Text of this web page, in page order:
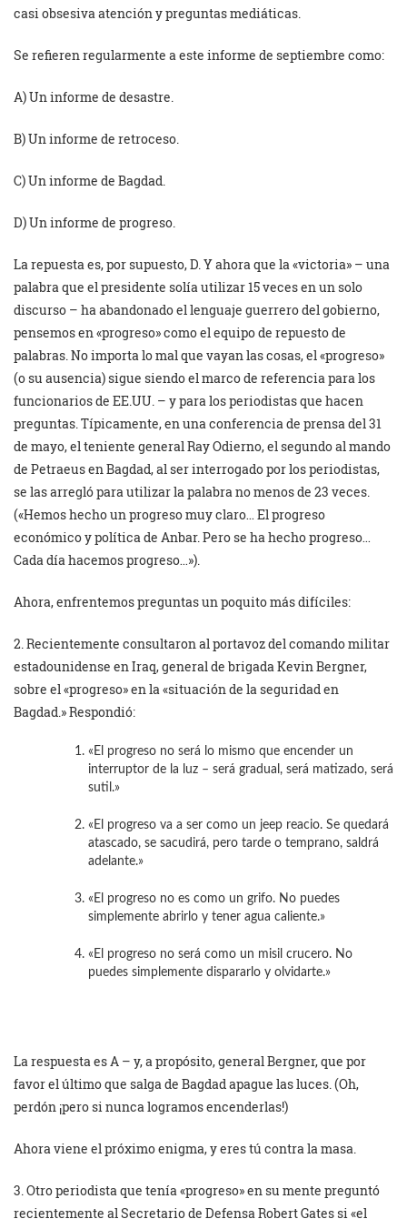
casi obsesiva atención y preguntas mediáticas.
Se refieren regularmente a este informe de septiembre como:
A)Un informe de desastre.
B)Un informe de retroceso.
C)Un informe de Bagdad.
D)Un informe de progreso.
La repuesta es, por supuesto, D. Y ahora que la «victoria» – una
palabra que el presidente solía utilizar 15 veces en un solo
discurso – ha abandonado el lenguaje guerrero del gobierno,
pensemos en «progreso» como el equipo de repuesto de
palabras. No importa lo mal que vayan las cosas, el «progreso»
(o su ausencia) sigue siendo el marco de referencia para los
funcionarios de EE.UU. – y para los periodistas que hacen
preguntas. Típicamente, en una conferencia de prensa del 31
de mayo, el teniente general Ray Odierno, el segundo al mando
de Petraeus en Bagdad, al ser interrogado por los periodistas,
se las arregló para utilizar la palabra no menos de 23 veces.
(«Hemos hecho un progreso muy claro… El progreso
económico y política de Anbar. Pero se ha hecho progreso…
Cada día hacemos progreso…»).
Ahora, enfrentemos preguntas un poquito más difíciles:
2. Recientemente consultaron al portavoz del comando militar
estadounidense en Iraq, general de brigada Kevin Bergner,
sobre el «progreso» en la «situación de la seguridad en
Bagdad.» Respondió:
«El progreso no será lo mismo que encender un
interruptor de la luz – será gradual, será matizado, será
sutil.»
«El progreso va a ser como un jeep reacio. Se quedará
atascado, se sacudirá, pero tarde o temprano, saldrá
adelante.»
«El progreso no es como un grifo. No puedes
simplemente abrirlo y tener agua caliente.»
«El progreso no será como un misil crucero. No
puedes simplemente dispararlo y olvidarte.»
La respuesta es A – y, a propósito, general Bergner, que por
favor el último que salga de Bagdad apague las luces. (Oh,
perdón ¡pero si nunca logramos encenderlas!)
Ahora viene el próximo enigma, y eres tú contra la masa.
3. Otro periodista que tenía «progreso» en su mente preguntó
recientemente al Secretario de Defensa Robert Gates si «el